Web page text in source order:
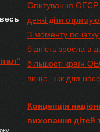
Опитування ОЕСР
деякі діти
З моменту початку
бідність зросла в
більшості країн
вище, ніж для
Концепція
виховання дітей